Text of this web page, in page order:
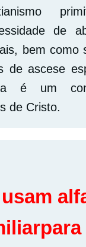
de
bem como
de ascese
é um
de Cristo.
para